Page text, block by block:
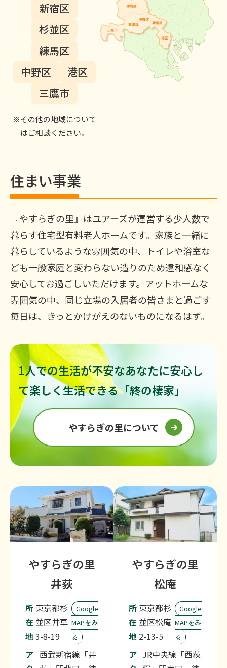
新宿区
杉並区
練馬区
中野区
港区
三鷹市
※その他の地域について
はご相談ください。
住まい事業
『やすらぎの里』はユアーズが運営する少人数で
暮らす住宅型有料老人ホームです。家族と一緒に
暮らしているような雰囲気の中、トイレや浴室な
ども一般家庭と変わらない造りのため違和感なく
安心してお過ごしいただけます。アットホームな
雰囲気の中、同じ立場の入居者の皆さまと過ごす
毎日は、きっとかけがえのないものになるはず。
1人での生活が不安なあなたに安心し
て楽しく生活できる「終の棲家」
やすらぎの里について
やすらぎの里
井荻
所
在
地
東京都杉
並区井草
3-8-19
Google
MAPをみ
る
ア 西武新宿線「井
やすらぎの里
松庵
所
在
地
東京都杉
並区松庵
2-13-5
Google
MAPをみ
る
ア JR中央線「西荻